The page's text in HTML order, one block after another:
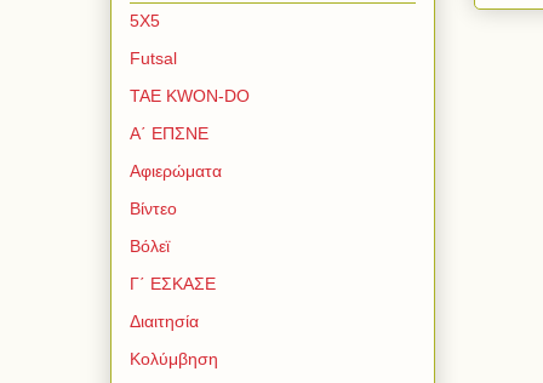
5Χ5
Futsal
TAE KWON-DO
Α΄ ΕΠΣΝΕ
Αφιερώματα
Βίντεο
Βόλεϊ
Γ΄ ΕΣΚΑΣΕ
Διαιτησία
Κολύμβηση